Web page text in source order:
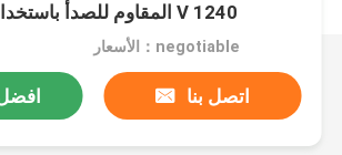
المقاوم للصدأ باستخدام الحاسب الآلي V 1240
الأسعار：negotiable
اتصل بنا